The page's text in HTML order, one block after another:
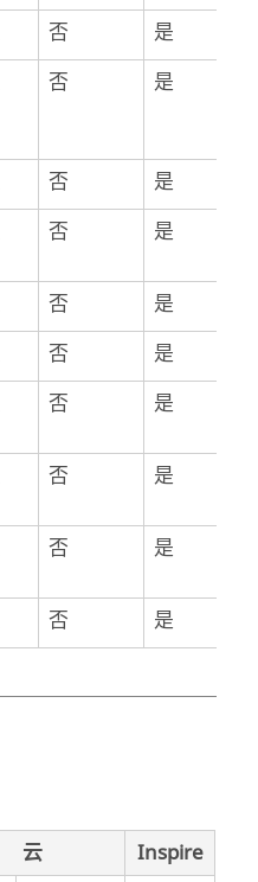
否
是
否 是
否
是
否 是
否
是
否
是
否 是
否 是
否 是
否 是
云
Inspire